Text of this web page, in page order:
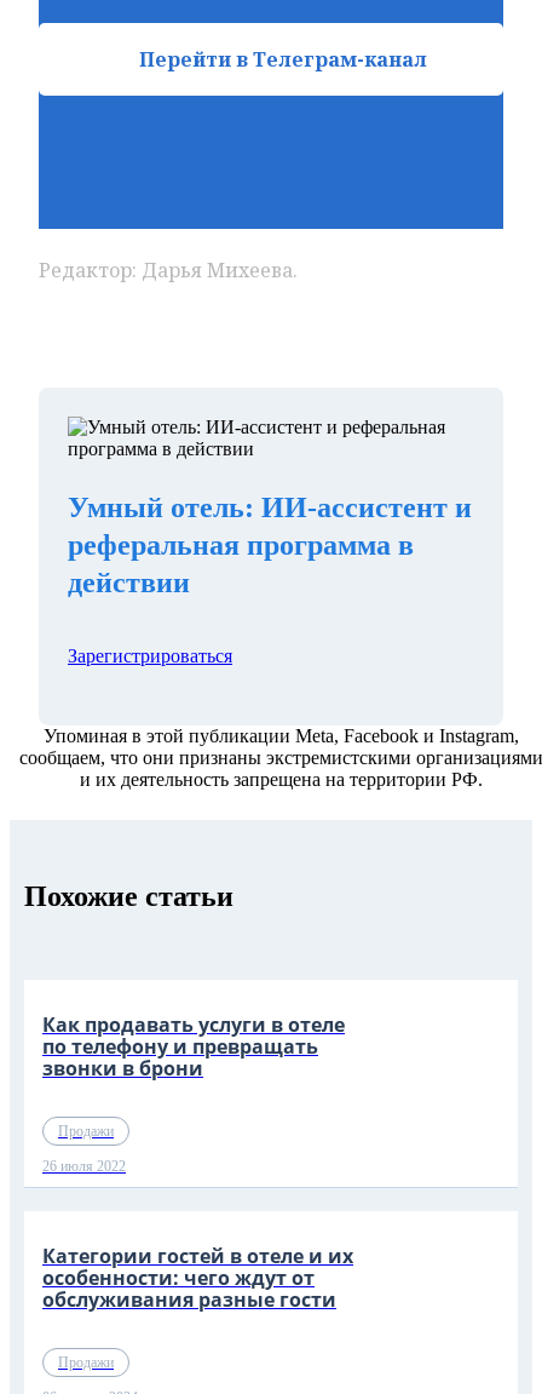
Перейти в Телеграм-канал
Редактор: Дарья Михеева.
Умный отель: ИИ-ассистент и
реферальная программа в
действии
Зарегистрироваться
Упоминая в этой публикации Meta, Facebook и Instagram,
сообщаем, что они признаны экстремистскими организациями
и их деятельность запрещена на территории РФ.
Похожие статьи
Как продавать услуги в отеле
по телефону и превращать
звонки в брони
Продажи
26 июля 2022
Категории гостей в отеле и их
особенности: чего ждут от
обслуживания разные гости
Продажи